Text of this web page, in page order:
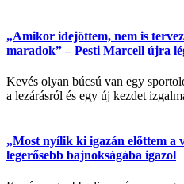
„Amikor idejöttem, nem is
maradok” – Pesti Marcell újra
Kevés olyan búcsú van egy
a lezárásról és egy új kezdet
„Most nyílik ki igazán előttem a
legerősebb bajnokságába igazol